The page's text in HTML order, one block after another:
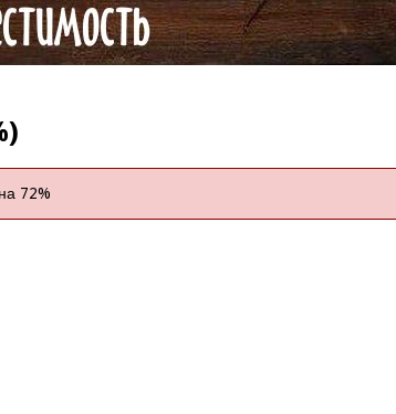
72%